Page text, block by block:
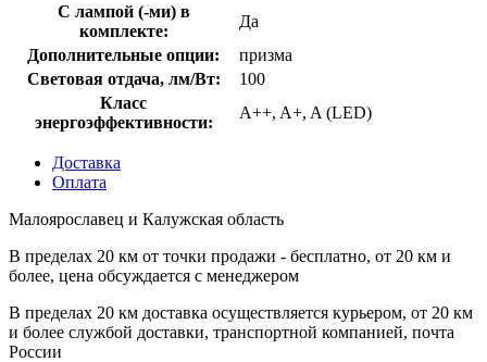
С лампой (-ми) в
комплекте:
Да
Дополнительные опции:
призма
Световая отдача, лм/Вт:
100
Класс
энергоэффективности:
A++, A+, A (LED)
Доставка
Оплата
Малоярославец и Калужская область
В пределах 20 км от точки продажи - бесплатно, от 20 км и
более, цена обсуждается с менеджером
В пределах 20 км доставка осуществляется курьером, от 20 км
и более службой доставки, транспортной компанией, почта
России